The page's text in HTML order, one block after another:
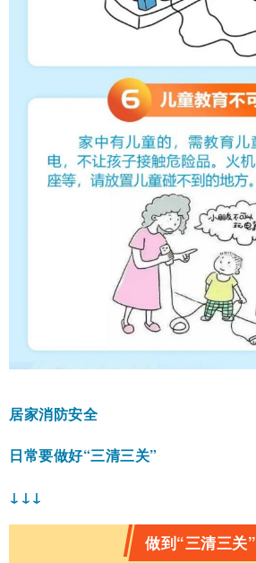
居家消防安全
日常要做好“三清三关”
↓ ↓↓
做到“三清三关”